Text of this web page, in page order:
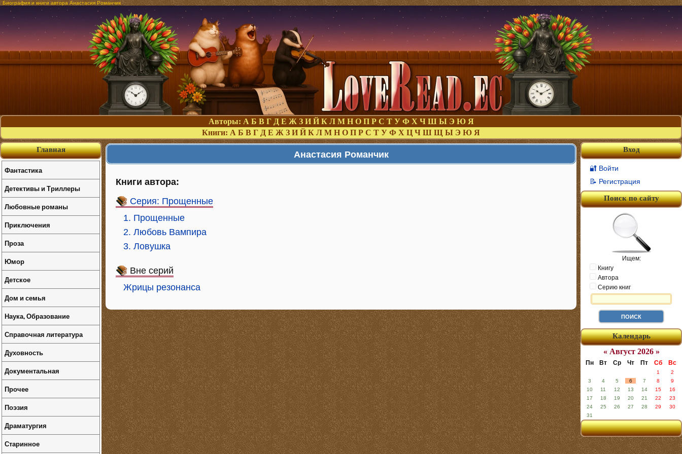
Биография и книги автора Анастасия Романчик
Авторы: А Б В Г Д Е Ж З И Й К Л М Н О П Р С Т У Ф Х Ч Ш Ы Э Ю Я
Книги: А Б В Г Д Е Ж З И Й К Л М Н О П Р С Т У Ф Х Ц Ч Ш Щ Ы Э Ю Я
Анастасия Романчик
Книги автора:
Серия: Прощенные
1. Прощенные
2. Любовь Вампира
3. Ловушка
Вне серий
Жрицы резонанса
Вход
🔐 Войти
📝 Регистрация
Поиск по сайту
Ищем:
Книгу
Автора
Серию книг
Календарь
« Август 2026 »
Пн Вт Ср Чт Пт Сб Вс
1
2
3
4 5 6 7 8
9
10
11 12 13 14 15
16
17
18 19 20 21 22
23
24
25 26 27 28 29
30
31
Главная
Фантастика
Детективы и Триллеры
Любовные романы
Приключения
Проза
Юмор
Детское
Дом и семья
Наука, Образование
Справочная литература
Духовность
Документальная
Прочее
Поэзия
Драматургия
Старинное